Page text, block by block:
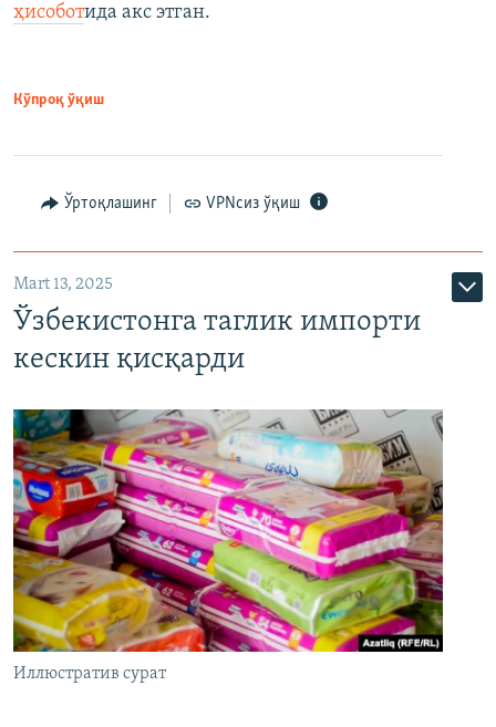
ҳисоботида акс этган.
Кўпроқ ўқиш
Ўртоқлашинг VPNсиз ўқиш
Mart 13, 2025
Ўзбекистонга таглик импорти
кескин қисқарди
Иллюстратив сурат